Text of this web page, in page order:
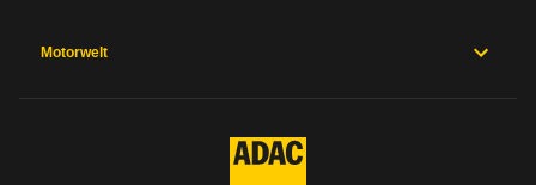
Motorwelt